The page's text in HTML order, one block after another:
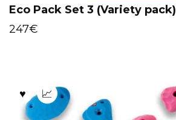
Eco Pack Set 3 (Variety pack)
247€